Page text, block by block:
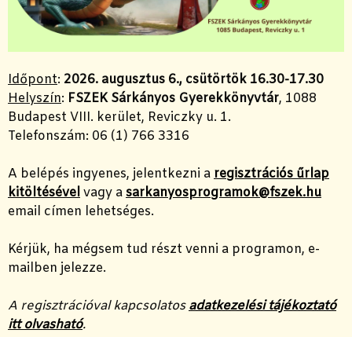
Időpont: 2026. augusztus 6., csütörtök 16.30-17.30
Helyszín: FSZEK Sárkányos Gyerekkönyvtár, 1088
Budapest VIII. kerület, Reviczky u. 1.
Telefonszám: 06 (1) 766 3316
A belépés ingyenes, jelentkezni aregisztrációs űrlap
kitöltésévelvagy asarkanyosprogramok@fszek.hu
email címen lehetséges.
Kérjük, ha mégsem tud részt venni a programon, e-
mailben jelezze.
A regisztrációval kapcsolatosadatkezelési tájékoztató
itt olvasható.